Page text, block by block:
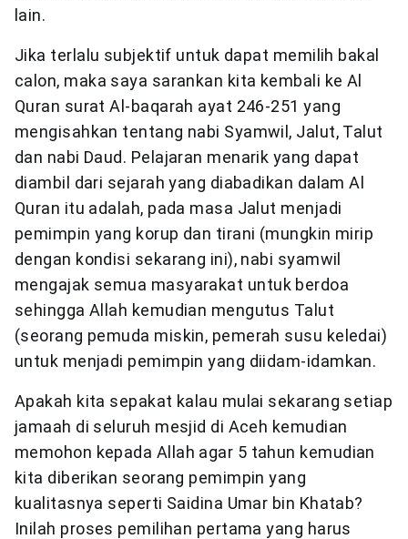
lain.
Jika terlalu subjektif untuk dapat memilih bakal
calon, maka saya sarankan kita kembali ke Al
Quran surat Al-baqarah ayat 246-251 yang
mengisahkan tentang nabi Syamwil, Jalut, Talut
dan nabi Daud. Pelajaran menarik yang dapat
diambil dari sejarah yang diabadikan dalam Al
Quran itu adalah, pada masa Jalut menjadi
pemimpin yang korup dan tirani (mungkin mirip
dengan kondisi sekarang ini), nabi syamwil
mengajak semua masyarakat untuk berdoa
sehingga Allah kemudian mengutus Talut
(seorang pemuda miskin, pemerah susu keledai)
untuk menjadi pemimpin yang diidam-idamkan.
Apakah kita sepakat kalau mulai sekarang setiap
jamaah di seluruh mesjid di Aceh kemudian
memohon kepada Allah agar 5 tahun kemudian
kita diberikan seorang pemimpin yang
kualitasnya seperti Saidina Umar bin Khatab?
Inilah proses pemilihan pertama yang harus